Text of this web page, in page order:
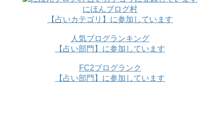
にほんブログ村
【占いカテゴリ】に参加しています
人気ブログランキング
【占い部門】に参加しています
FC2ブログランク
【占い部門】に参加しています